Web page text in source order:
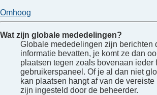
Omhoog
Wat zijn globale mededelingen?
Globale mededelingen zijn berichten
informatie bevatten, je komt ze dan
plaatsen tegen zoals bovenaan ieder
gebruikerspaneel. Of je al dan niet
kan plaatsen hangt af van de
zijn ingesteld door de beheerder.